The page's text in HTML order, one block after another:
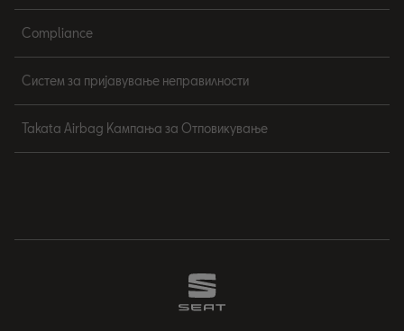
Compliance
Систем за пријавување неправилности
Takata Airbag Кампања за Отповикување